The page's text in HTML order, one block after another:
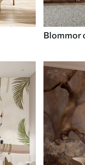
Blommor